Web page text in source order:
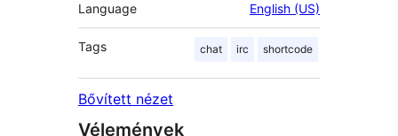
Language English (US)
Tags chat irc shortcode
Bővített nézet
Vélemények